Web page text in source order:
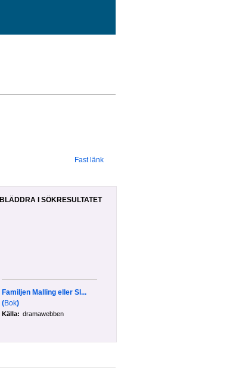
Fast länk
BLÄDDRA I SÖKRESULTATET
Familjen Malling eller Sl...
(Bok)
Källa: dramawebben